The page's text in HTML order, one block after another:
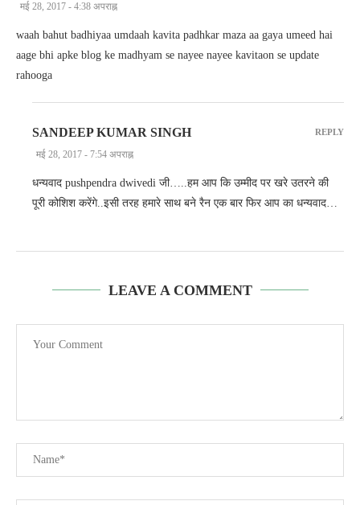
मई 28, 2017 - 4:38 अपराह्न
waah bahut badhiyaa umdaah kavita padhkar maza aa gaya umeed hai
aage bhi apke blog ke madhyam se nayee nayee kavitaon se update
rahooga
SANDEEP KUMAR SINGH
मई 28, 2017 - 7:54 अपराह्न
धन्यवाद pushpendra dwivedi जी…..हम आप कि उम्मीद पर खरे उतरने की
पूरी कोशिश करेंगे..इसी तरह हमारे साथ बने रैन एक बार फिर आप का धन्यवाद…
REPLY
LEAVE A COMMENT